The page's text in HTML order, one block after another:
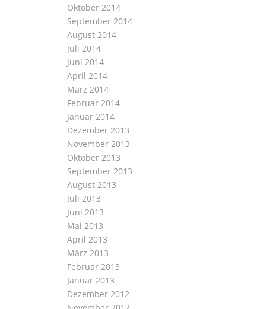
Oktober 2014
September 2014
August 2014
Juli 2014
Juni 2014
April 2014
März 2014
Februar 2014
Januar 2014
Dezember 2013
November 2013
Oktober 2013
September 2013
August 2013
Juli 2013
Juni 2013
Mai 2013
April 2013
März 2013
Februar 2013
Januar 2013
Dezember 2012